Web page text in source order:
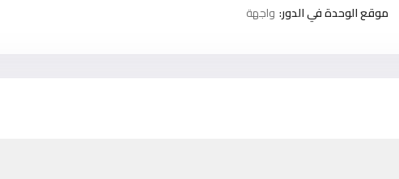
موقع الوحدة في الدور: واجهة